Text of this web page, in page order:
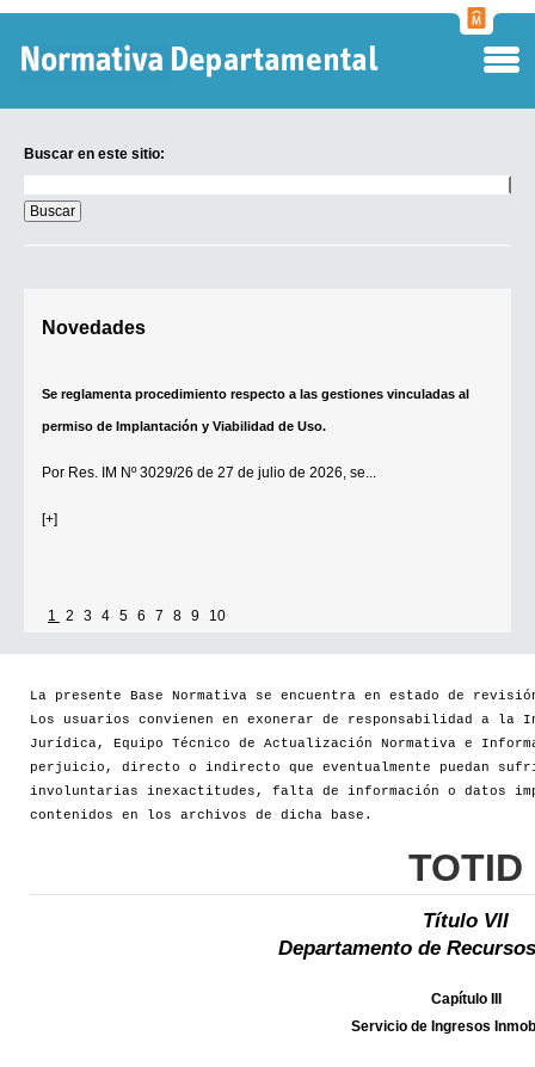
Buscar en este sitio:
en
este
sitio:
Novedades
Se reglamenta procedimiento respecto a las gestiones vinculadas al
permiso de Implantación y Viabilidad de Uso.
Por Res. IM Nº 3029/26 de 27 de julio de 2026, se...
[+]
1 2 3 4 5 6 7 8 9 10
La presente Base Normativa se encuentra en estado de
Los usuarios convienen en exonerar de responsabilidad a la
Jurídica, Equipo Técnico de Actualización Normativa e
perjuicio, directo o indirecto que eventualmente puedan
involuntarias inexactitudes, falta de información o datos
contenidos en los archivos de dicha base.
TOTID
Título VII
Departamento de
Capítulo III
Servicio de Ingresos